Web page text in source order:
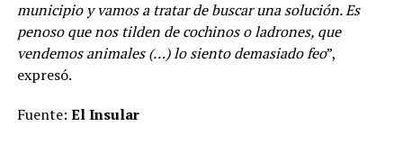
municipio y vamos a tratar de buscar una solución. Es
penoso que nos tilden de cochinos o ladrones, que
vendemos animales (…) lo siento demasiado feo”,
expresó.
Fuente: El Insular